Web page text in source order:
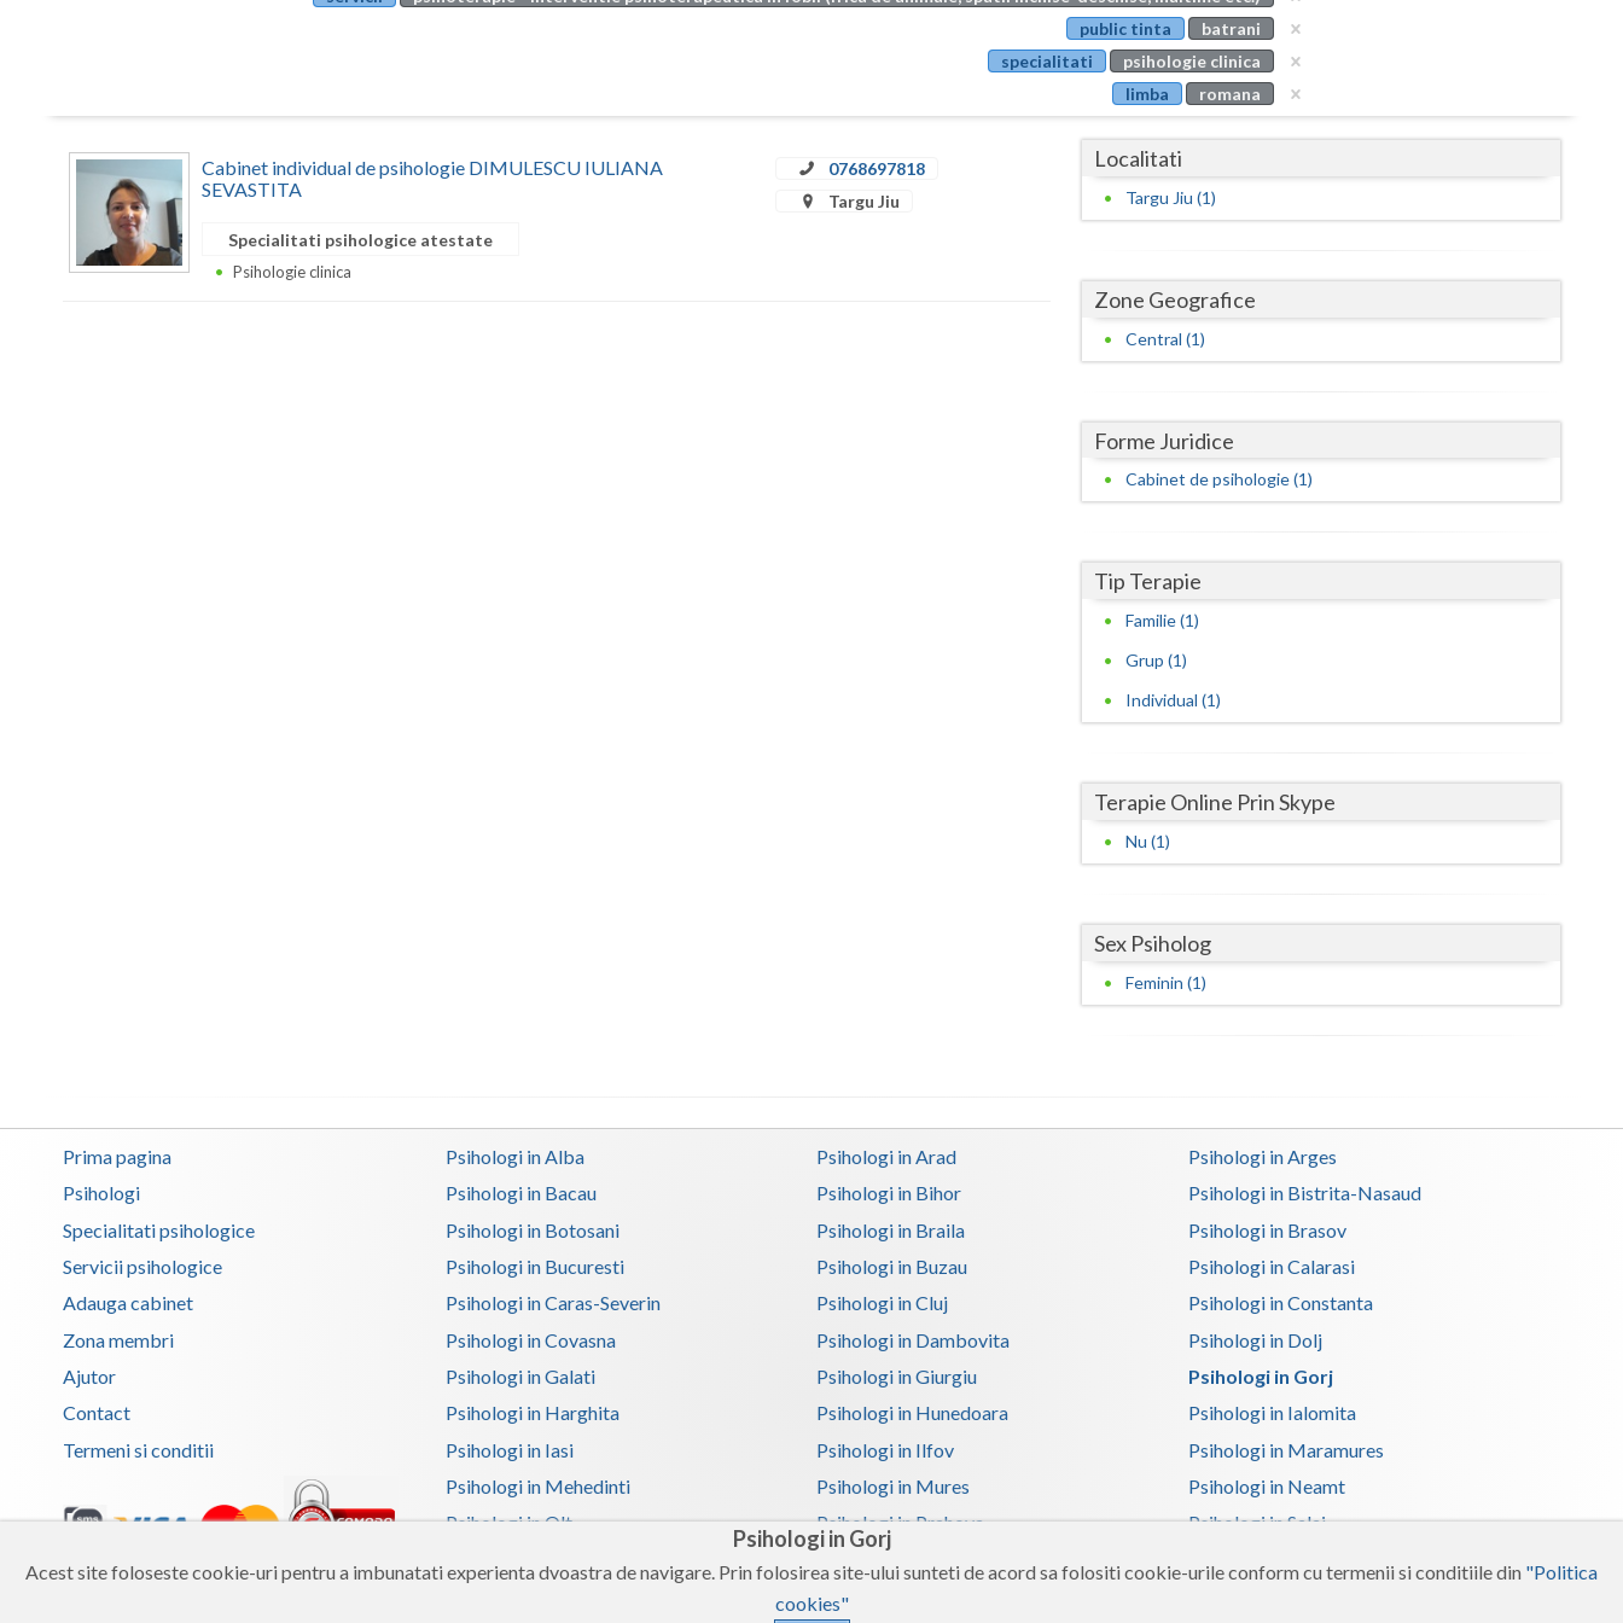
Psihologi in Gorj
Acest site foloseste cookie-uri pentru a imbunatati experienta dvoastra de navigare. Prin folosirea site-ului sunteti de acord sa folositi cookie-urile conform cu termenii si conditiile din "Politica
cookies"
Buzau
Calarasi
Caras-Severin
Gorj
Maramures
Satu-Mare
Sibiu
Suceava
Teleorman
Timis
Tulcea
Valcea
Vaslui
Vrancea
public tinta
batrani
specialitati
psihologie clinica
limba
romana
Cabinet individual de psihologie DIMULESCU IULIANA
SEVASTITA
0768697818
Targu Jiu
Specialitati psihologice atestate
Psihologie clinica
Localitati
Targu Jiu (1)
Zone Geografice
Central (1)
Forme Juridice
Cabinet de psihologie (1)
Tip Terapie
Familie (1)
Grup (1)
Individual (1)
Terapie Online Prin Skype
Nu (1)
Sex Psiholog
Feminin (1)
Prima pagina
Psihologi
Specialitati psihologice
Servicii psihologice
Adauga cabinet
Zona membri
Ajutor
Contact
Termeni si conditii
Copyright 2026 Reframing SRL
Psihologi in Alba Psihologi in Arad
Psihologi in Arges
Psihologi in Bacau
Psihologi in Bihor
Psihologi in Bistrita-Nasaud
Psihologi in Botosani
Psihologi in Braila
Psihologi in Brasov
Psihologi in Bucuresti
Psihologi in Buzau
Psihologi in Calarasi
Psihologi in Caras-Severin
Psihologi in Cluj
Psihologi in Constanta
Psihologi in Covasna
Psihologi in Dambovita
Psihologi in Dolj
Psihologi in Galati
Psihologi in Giurgiu
Psihologi in Gorj
Psihologi in Harghita
Psihologi in Hunedoara
Psihologi in Ialomita
Psihologi in Iasi
Psihologi in Ilfov
Psihologi in Maramures
Psihologi in Mehedinti
Psihologi in Mures
Psihologi in Neamt
Psihologi in Olt
Psihologi in Prahova
Psihologi in Salaj
Psihologi in Timis